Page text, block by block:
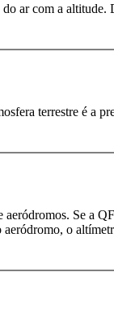
ar com a
terrestre é a
Se a
o